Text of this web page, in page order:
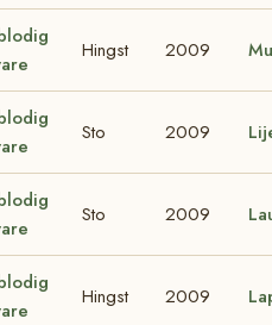
Hingst 2009
Sto 2009
Sto 2009
Hingst 2009